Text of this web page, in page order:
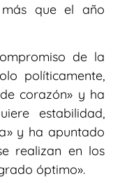
que el año
de la
políticamente,
corazón» y ha
estabilidad,
y ha apuntado
realizan en los
óptimo».